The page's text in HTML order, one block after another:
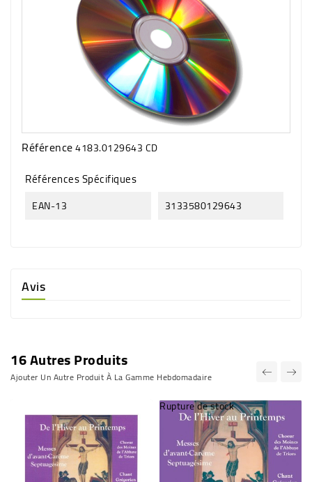
Référence4183.0129643 CD
Références Spécifiques
EAN-13 3133580129643
Avis
16 Autres Produits
Ajouter Un Autre Produit À La Gamme Hebdomadaire
Rupture de stock